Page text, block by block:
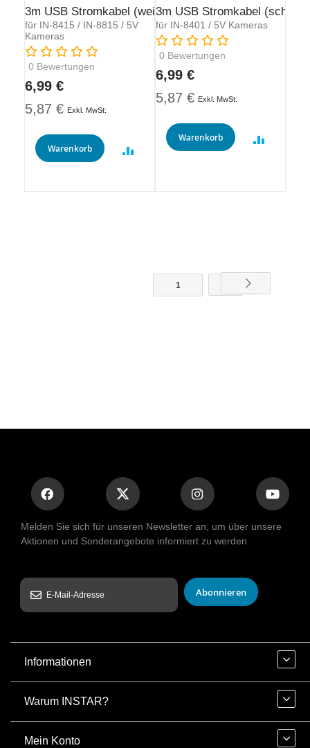
3m USB Stromkabel (weiß)
für IN-8415 / IN-8815 / 5V
Kameras
Rating:
0 Bewertungen
6,99 €
5,87 €
Warenkorb
3m USB Stromkabel
für IN-8401 / 5V Kameras
Rating:
0 Bewertungen
6,99 €
5,87 €
Warenkorb
1
Melden Sie sich für unseren Newsletter an, um über unsere
Aktionen und Sonderangebote informiert zu werden
Abonnieren
Informationen
Warum INSTAR?
Mein Konto